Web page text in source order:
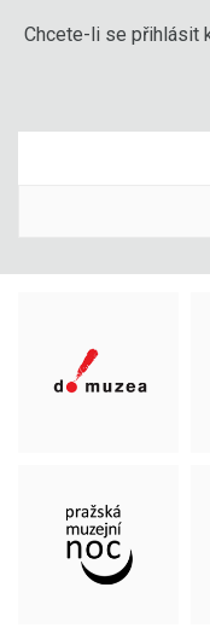
Chcete-li se přihlásit